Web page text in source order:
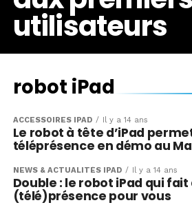
utilisateurs
robot iPad
ACCESSOIRES IPAD Il y a 14 ans
Le robot à tête d’iPad
téléprésence en démo au
NEWS & ACTUALITÉS IPAD Il y a 14 ans
Double : le robot iPad qui
(télé)présence pour vous